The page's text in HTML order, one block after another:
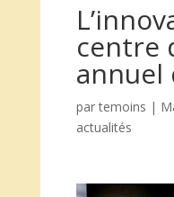
centre
annuel
partemoins |
actualités